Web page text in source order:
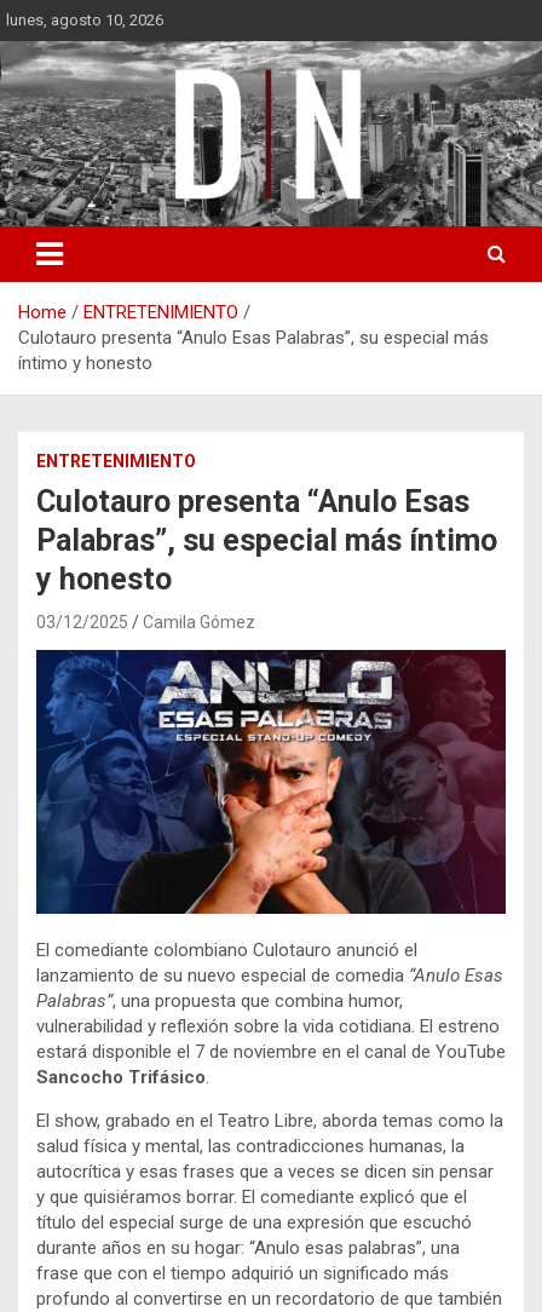
Skip
to
content
lunes, agosto 10, 2026
Diámetro Noticias
Home
ENTRETENIMIENTO
Culotauro presenta “Anulo Esas Palabras”, su especial más
íntimo y honesto
ENTRETENIMIENTO
Culotauro presenta “Anulo Esas
Palabras”, su especial más íntimo
y honesto
03/12/2025 Camila Gómez
El comediante colombiano Culotauro anunció el
lanzamiento de su nuevo especial de comedia “Anulo Esas
Palabras”, una propuesta que combina humor,
vulnerabilidad y reflexión sobre la vida cotidiana. El estreno
estará disponible el 7 de noviembre en el canal de YouTube
Sancocho Trifásico.
El show, grabado en el Teatro Libre, aborda temas como la
salud física y mental, las contradicciones humanas, la
autocrítica y esas frases que a veces se dicen sin pensar
y que quisiéramos borrar. El comediante explicó que el
título del especial surge de una expresión que escuchó
durante años en su hogar: “Anulo esas palabras”, una
frase que con el tiempo adquirió un significado más
profundo al convertirse en un recordatorio de que también